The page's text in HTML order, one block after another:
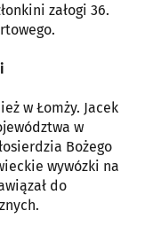
załogi 36.
w Łomży. Jacek
w
Bożego
wywózki na
do